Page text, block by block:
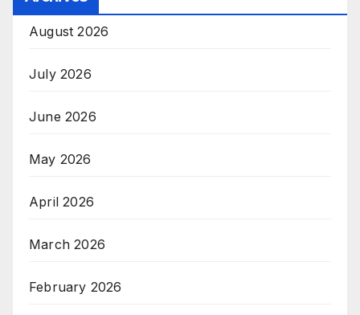
August 2026
July 2026
June 2026
May 2026
April 2026
March 2026
February 2026